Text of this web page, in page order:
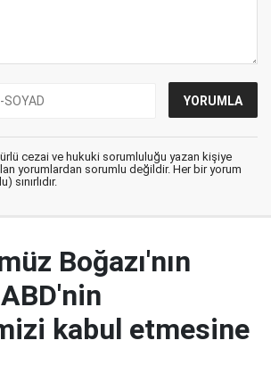
cezai ve hukuki sorumluluğu yazan kişiye
yorumlardan sorumlu değildir. Her bir yorum
sınırlıdır.
Boğazı'nın
kabul etmesine